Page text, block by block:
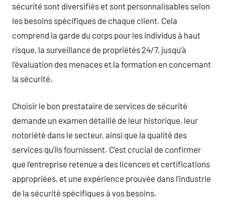
sécurité sont diversifiés et sont personnalisables selon
les besoins spécifiques de chaque client. Cela
comprend la garde du corps pour les individus à haut
risque, la surveillance de propriétés 24/7, jusqu’à
l’évaluation des menaces et la formation en concernant
la sécurité.
Choisir le bon prestataire de services de sécurité
demande un examen détaillé de leur historique, leur
notoriété dans le secteur, ainsi que la qualité des
services qu’ils fournissent. C’est crucial de confirmer
que l’entreprise retenue a des licences et certifications
appropriées, et une expérience prouvée dans l’industrie
de la sécurité spécifiques à vos besoins.